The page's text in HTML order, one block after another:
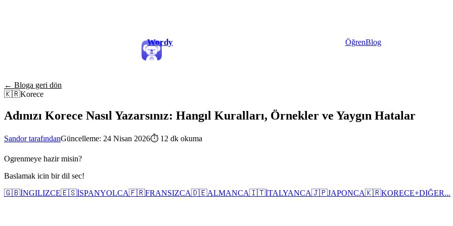
Wordy ÖğrenBlog
← Bloga geri dön
🇰🇷Korece
Adınızı Korece Nasıl Yazarsınız: Hangıl Kuralları, Örnekler ve Yaygın Hatalar
Sandor tarafındanGüncelleme: 24 Nisan 2026⏱ 12 dk okuma
Ogrenmeye hazir misin?
Baslamak icin bir dil sec!
🇬🇧İNGILIZCE🇪🇸İSPANYOLCA🇫🇷FRANSIZCA🇩🇪ALMANCA🇮🇹İTALYANCA🇯🇵JAPONCA🇰🇷KORECE+DIĞER...